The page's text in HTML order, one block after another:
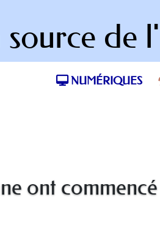
de
NUMÉRIQUES
ont commencé